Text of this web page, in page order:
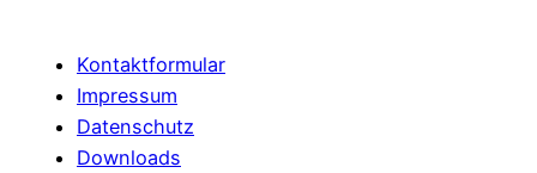
Kontaktformular
Impressum
Datenschutz
Downloads